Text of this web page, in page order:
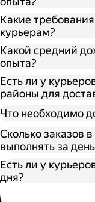
Какие
курьерам?
Какой средний
опыта?
Есть ли у
районы для
Что необходимо
Сколько заказов
выполнять за
Есть ли у
дня?